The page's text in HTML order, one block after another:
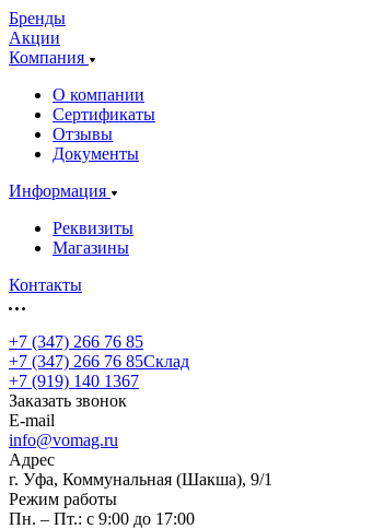
Бренды
Акции
Компания
О компании
Сертификаты
Отзывы
Документы
Информация
Реквизиты
Магазины
Контакты
+7 (347) 266 76 85
+7 (347) 266 76 85Склад
+7 (919) 140 1367
Заказать звонок
E-mail
info@vomag.ru
Адрес
г. Уфа, Коммунальная (Шакша), 9/1
Режим работы
Пн. – Пт.: с 9:00 до 17:00